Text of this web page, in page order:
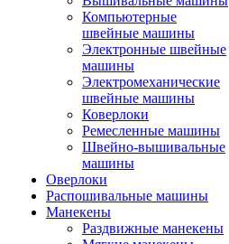
Компьютерные
швейные машины
Электронные швейные
машины
Электромеханические
швейные машины
Коверлоки
Ремесленные машины
Швейно-вышивальные
машины
Оверлоки
Распошивальные машины
Манекены
Раздвижные манекены